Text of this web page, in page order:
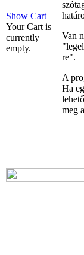
Show Cart
Your Cart is
currently
empty.
Van
re".
A
Ha
meg